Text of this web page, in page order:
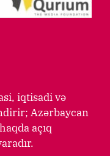
iqtisadi və
Azərbaycan
açıq